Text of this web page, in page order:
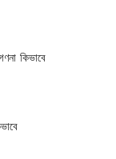
কিভাবে